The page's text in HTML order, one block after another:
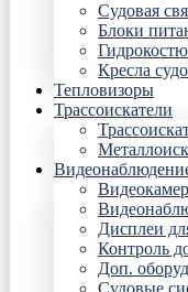
Судовая
Блоки
Кресла
Тепловизоры
Трассоискатели
Дисплеи
Контроль
Доп.
Судовые